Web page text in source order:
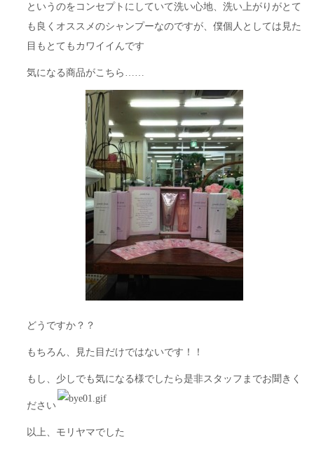
というのをコンセプトにしていて洗い心地、洗い上がりがとて
も良くオススメのシャンプーなのですが、僕個人としては見た
目もとてもカワイイんです
気になる商品がこちら……
どうですか？？
もちろん、見た目だけではないです！！
もし、少しでも気になる様でしたら是非スタッフまでお聞きく
ださい
以上、モリヤマでした